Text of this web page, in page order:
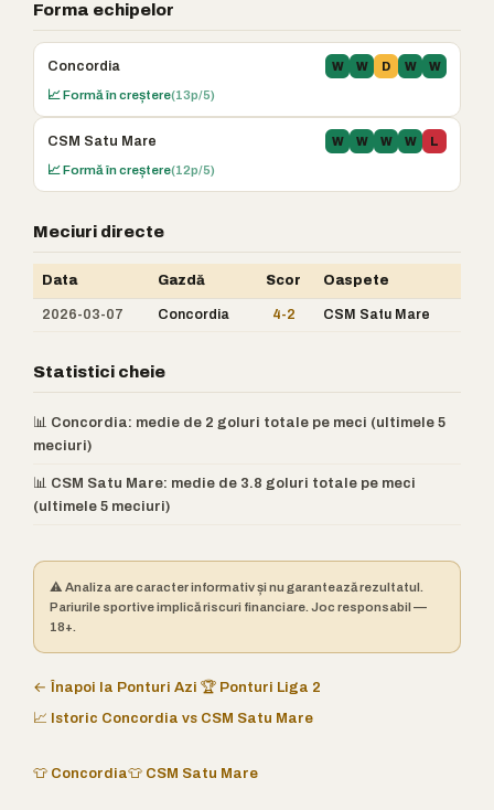
Forma echipelor
Concordia W W D W W
📈 Formă în creștere(13p/5)
CSM Satu Mare W W W W L
📈 Formă în creștere(12p/5)
Meciuri directe
Data Gazdă Scor Oaspete
2026-03-07 Concordia 4-2 CSM Satu Mare
Statistici cheie
📊 Concordia: medie de 2 goluri totale pe meci (ultimele 5
meciuri)
📊 CSM Satu Mare: medie de 3.8 goluri totale pe meci
(ultimele 5 meciuri)
⚠️ Analiza are caracter informativ și nu garantează rezultatul.
Pariurile sportive implică riscuri financiare. Joc responsabil —
18+.
← Înapoi la Ponturi Azi 🏆 Ponturi Liga 2
📈 Istoric Concordia vs CSM Satu Mare
👕 Concordia👕 CSM Satu Mare